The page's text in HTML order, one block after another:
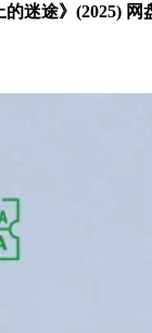
迷途》(2025) 网